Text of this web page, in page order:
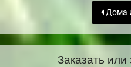
Дома
Заказать